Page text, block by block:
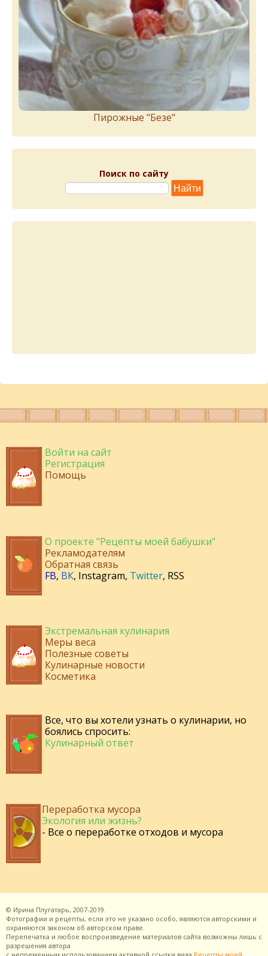
Пирожныe "Бeзe"
Поиск по сайту
Войти на сайт
Регистрация
Помощь
О проекте "Рецепты моей бабушки"
Рекламодателям
Обратная связь
FB, ВК, Instagram, Twitter, RSS
Экстремальная кулинария
Меры веса
Полезные советы
Кулинарные новости
Косметика
Все, что вы хотели узнать о кулинарии, но
боялись спросить:
Кулинарный ответ
Переработка мусора
Экология или жизнь?
- Все о переработке отходов и мусора
© Ирина Плугатарь, 2007-2019.
Фотографии и рецепты, если это не указано особо, являются авторскими и
охраняются законом об авторском праве.
Перепечатка и любое воспроизведение материалов сайта возможны лишь с
разрешения автора